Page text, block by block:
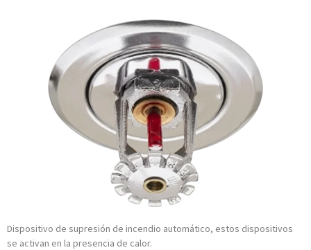
Dispositivo de supresión de incendio automático, estos dispositivos
se activan en la presencia de calor.